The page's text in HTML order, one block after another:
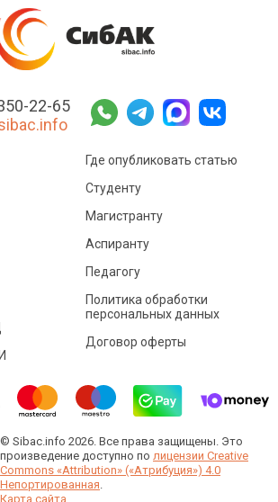
22-65
Где опубликовать статью
Студенту
Магистранту
Аспиранту
Педагогу
Политика обработки
персональных данных
Договор оферты
© Sibac.info 2026. Все права защищены. Это
произведение доступно по лицензии Creative
Commons «Attribution» («Атрибуция») 4.0
Непортированная.
Карта сайта